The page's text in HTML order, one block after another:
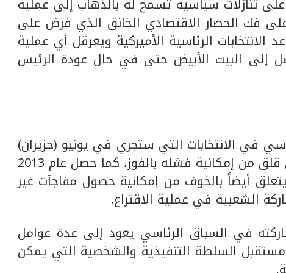
على فك الحصار الاقتصادي الخانق الذي فرض على
الانتخابات الرئاسية الأميركية ويعرقل أي عملية
إلى البيت الأبيض حتى في حال عودة الرئيس
في الانتخابات التي ستجري في يونيو (حزيران)
2021، ويبدو أن هذا التأخير لا يعود إلى قلق من إمكانية فشله بالفوز، كما حصل عام 2013
أيضاً بالخوف من إمكانية حصول مفاجآت غير
الشعبية في عملية الاقتراع.
في السباق الرئاسي يعود إلى عدة عوامل
مستقبل السلطة التنفيذية والشخصية التي يمكن